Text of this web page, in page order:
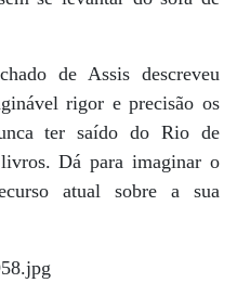
de Assis descreveu
rigor e precisão os
ter saído do Rio de
Dá para imaginar o
atual sobre a sua